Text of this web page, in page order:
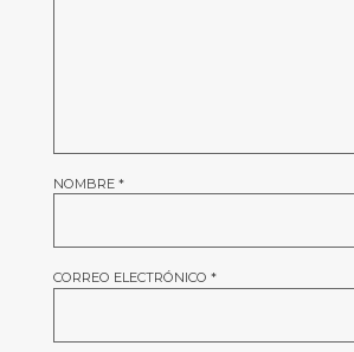
NOMBRE *
CORREO ELECTRÓNICO *